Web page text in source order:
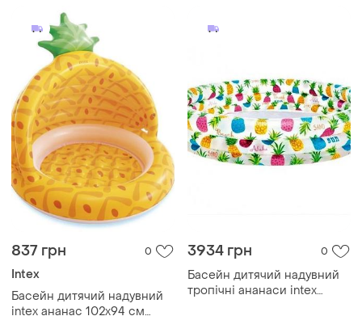
837 грн 0
Intex
Басейн дитячий надувний
intex ананас 102х94 см
3934 грн 0
Басейн дитячий надувний
тропічні ананаси intex